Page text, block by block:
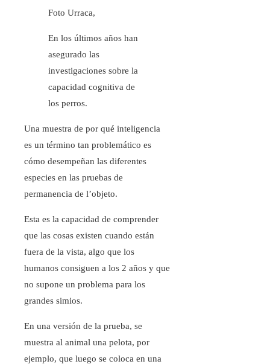
Foto Urraca,
En los últimos años han
asegurado las
investigaciones sobre la
capacidad cognitiva de
los perros.
Una muestra de por qué inteligencia
es un término tan problemático es
cómo desempeñan las diferentes
especies en las pruebas de
permanencia de l’objeto.
Esta es la capacidad de comprender
que las cosas existen cuando están
fuera de la vista, algo que los
humanos consiguen a los 2 años y que
no supone un problema para los
grandes simios.
En una versión de la prueba, se
muestra al animal una pelota, por
ejemplo, que luego se coloca en una